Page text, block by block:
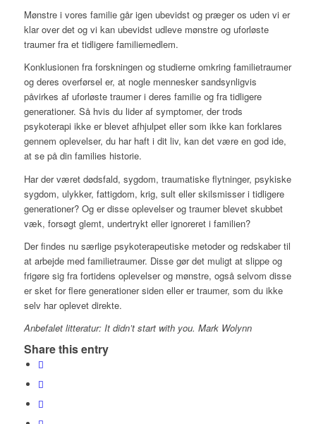
Mønstre i vores familie går igen ubevidst og præger os uden vi er
klar over det og vi kan ubevidst udleve mønstre og uforløste
traumer fra et tidligere familiemedlem.
Konklusionen fra forskningen og studierne omkring familietraumer
og deres overførsel er, at nogle mennesker sandsynligvis
påvirkes af uforløste traumer i deres familie og fra tidligere
generationer. Så hvis du lider af symptomer, der trods
psykoterapi ikke er blevet afhjulpet eller som ikke kan forklares
gennem oplevelser, du har haft i dit liv, kan det være en god ide,
at se på din families historie.
Har der været dødsfald, sygdom, traumatiske flytninger, psykiske
sygdom, ulykker, fattigdom, krig, sult eller skilsmisser i tidligere
generationer? Og er disse oplevelser og traumer blevet skubbet
væk, forsøgt glemt, undertrykt eller ignoreret i familien?
Der findes nu særlige psykoterapeutiske metoder og redskaber til
at arbejde med familietraumer. Disse gør det muligt at slippe og
frigøre sig fra fortidens oplevelser og mønstre, også selvom disse
er sket for flere generationer siden eller er traumer, som du ikke
selv har oplevet direkte.
Anbefalet litteratur: It didn’t start with you. Mark Wolynn
Share this entry